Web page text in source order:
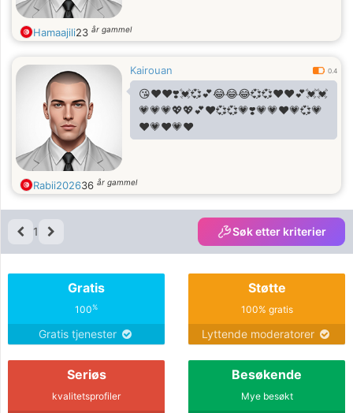
Hamaajili23 år gammel
Kairouan 0.4
😘❤️♥️❣️💓💞💕😂😂😂💞💞♥️♥️💕💓💓
💗💗💗💖💖💕♥️💞💞💗❣️💗💗❤️💗💞💗
♥️💗♥️💗♥️
Rabii202636 år gammel
1 Søk etter kriterier
Gratis
100%
Gratis tjenester
Støtte
100% gratis
Lyttende moderatorer
Seriøs
kvalitetsprofiler
Besøkende
Mye besøkt